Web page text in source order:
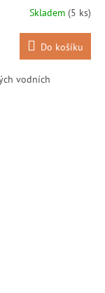
Skladem (5 ks)
Do košíku
vodních